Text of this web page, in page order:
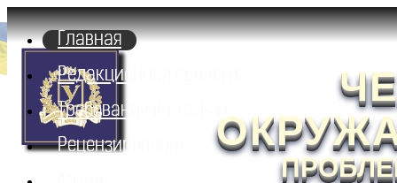
Главная
Редакционная коллегия
Требования к статьям
Рецензирование